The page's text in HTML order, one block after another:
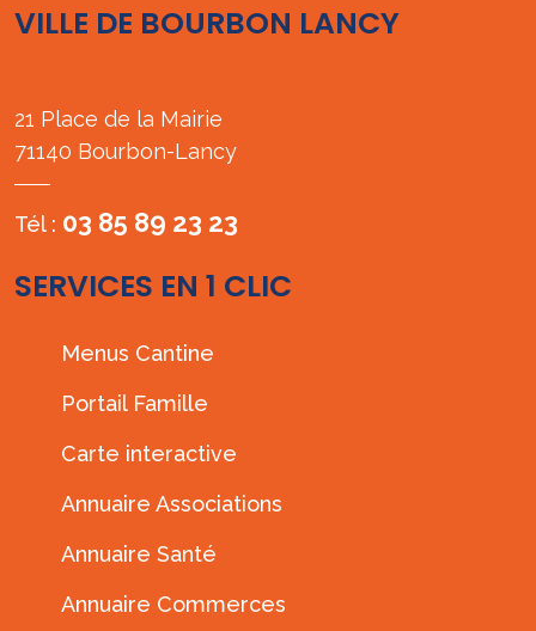
VILLE DE BOURBON LANCY
21 Place de la Mairie
71140 Bourbon-Lancy
Tél : 03 85 89 23 23
SERVICES EN 1 CLIC
Menus Cantine
Portail Famille
Carte interactive
Annuaire Associations
Annuaire Santé
Annuaire Commerces